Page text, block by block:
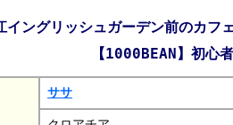
イングリッシュガーデン前のカフ
【1000BEAN】初心
ササ